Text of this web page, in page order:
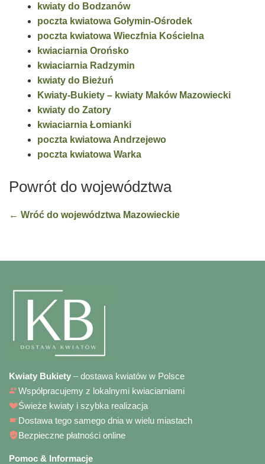
kwiaty do Bodzanów
poczta kwiatowa Gołymin-Ośrodek
poczta kwiatowa Wieczfnia Kościelna
kwiaciarnia Orońsko
kwiaciarnia Radzymin
kwiaty do Bieżuń
Kwiaty-Bukiety – kwiaty Maków Mazowiecki
kwiaty do Zatory
kwiaciarnia Łomianki
poczta kwiatowa Andrzejewo
poczta kwiatowa Warka
Powrót do województwa
← Wróć do województwa Mazowieckie
Kwiaty Bukiety – dostawa kwiatów w Polsce
Współpracujemy z lokalnymi kwiaciarniami
Świeże kwiaty i szybka realizacja
Dostawa tego samego dnia w wielu miastach
Bezpieczne płatności online
Pomoc & Informacje